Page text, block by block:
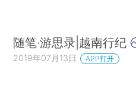
随笔·游思录|越南行纪
2019年07月13日 APP打开